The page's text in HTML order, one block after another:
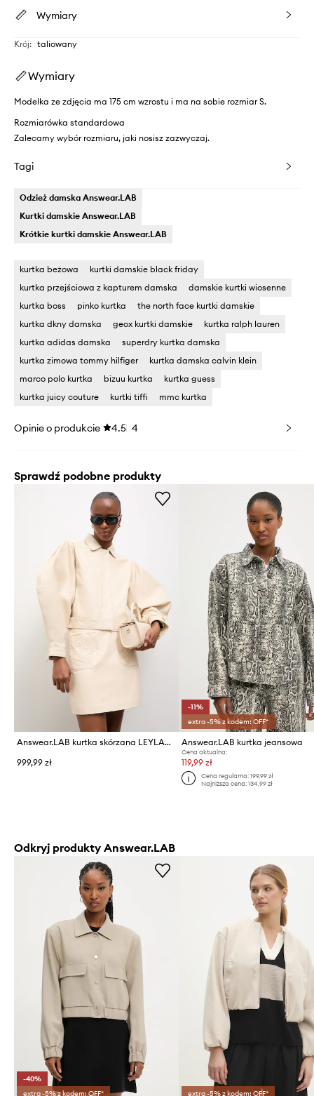
Wymiary
Krój: taliowany
Wymiary
Modelka ze zdjęcia ma 175 cm wzrostu i ma na sobie rozmiar S.
Rozmiarówka standardowa
Zalecamy wybór rozmiaru, jaki nosisz zazwyczaj.
Tagi
Odzież damska Answear.LAB
Kurtki damskie Answear.LAB
Krótkie kurtki damskie Answear.LAB
kurtka beżowa
kurtki damskie black friday
kurtka przejściowa z kapturem damska
damskie kurtki wiosenne
kurtka boss
pinko kurtka
the north face kurtki damskie
kurtka dkny damska
geox kurtki damskie
kurtka ralph lauren
kurtka adidas damska
superdry kurtka damska
kurtka zimowa tommy hilfiger
kurtka damska calvin klein
marco polo kurtka
bizuu kurtka
kurtka guess
kurtka juicy couture
kurtki tiffi mmc kurtka
Opinie o produkcie 4.5 4
Sprawdź podobne produkty
Answear.LAB kurtka skórzana LEYLANI z kolekcji Unscripted
999,99 zł
-11%
extra -5% z kodem: OFF*
Answear.LAB kurtka jeansowa
Cena aktualna:
119,99 zł
Cena regularna: 199,99 zł
Najniższa cena: 134,99 zł
Odkryj produkty Answear.LAB
-40%
extra -5% z kodem: OFF*
extra -5% z kodem: OFF*